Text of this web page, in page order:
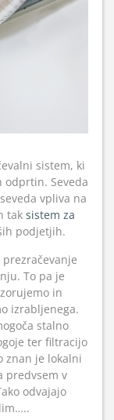
sistem, ki
Seveda
vpliva na
tak sistem za
podjetjih.
To pa je
in
izrabljenega.
stalno
ter filtracijo
znan je lokalni
predvsem v
odvajajo